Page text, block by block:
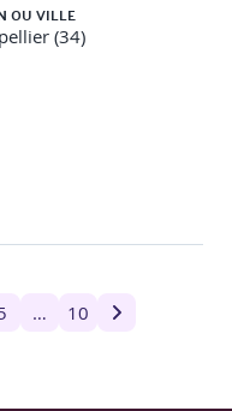
OU VILLE
(34)
… 10